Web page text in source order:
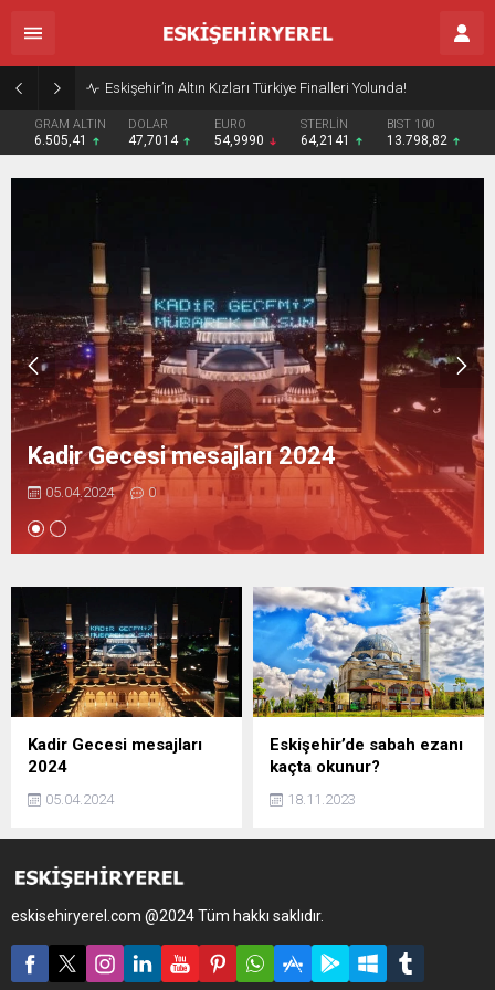
Eskişehir’in Altın Kızları Türkiye Finalleri Yolunda!
GRAM ALTIN
6.505,41
DOLAR
47,7014
EURO
54,9990
STERLİN
64,2141
BIST 100
13.798,82
Kadir Gecesi mesajları 2024
05.04.2024 0
Kadir Gecesi mesajları
2024
05.04.2024
Eskişehir’de sabah ezanı
kaçta okunur?
18.11.2023
eskisehiryerel.com @2024 Tüm hakkı saklıdır.